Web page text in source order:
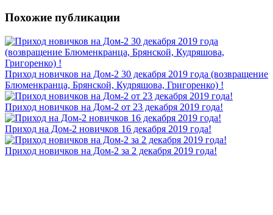
Похожие публикации
Приход новичков на Дом-2 30 декабря 2019 года (возвращение
Блюменкранца, Брянской, Кудряшова, Григоренко) !
Приход новичков на Дом-2 от 23 декабря 2019 года!
Приход на Дом-2 новичков 16 декабря 2019 года!
Приход новичков на Дом-2 за 2 декабря 2019 года!